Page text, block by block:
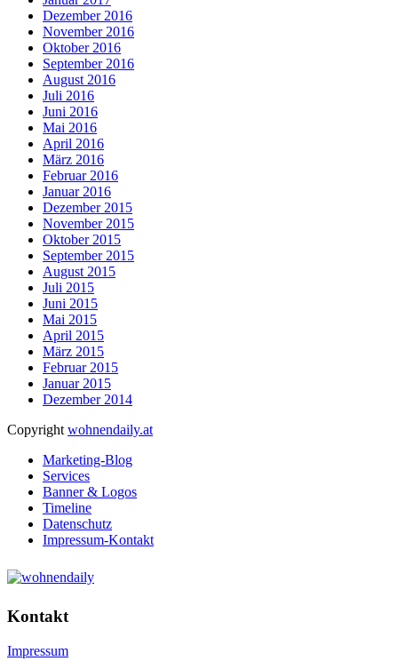
Dezember 2016
November 2016
Oktober 2016
September 2016
August 2016
Juli 2016
Juni 2016
Mai 2016
April 2016
März 2016
Februar 2016
Januar 2016
Dezember 2015
November 2015
Oktober 2015
September 2015
August 2015
Juli 2015
Juni 2015
Mai 2015
April 2015
März 2015
Februar 2015
Januar 2015
Dezember 2014
Copyright wohnendaily.at
Marketing-Blog
Services
Banner & Logos
Timeline
Datenschutz
Impressum-Kontakt
Kontakt
Impressum